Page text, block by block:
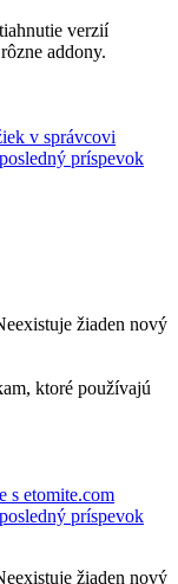
verzií
addony.
v správcovi
príspevok
ktoré používajú
s etomite.com
príspevok